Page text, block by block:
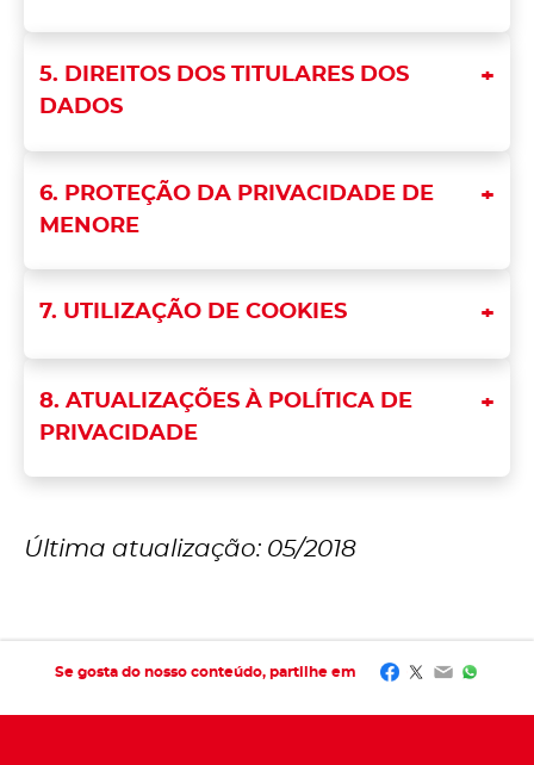
5. DIREITOS DOS TITULARES DOS
DADOS
6. PROTEÇÃO DA PRIVACIDADE DE
MENORE
7. UTILIZAÇÃO DE COOKIES
8. ATUALIZAÇÕES À POLÍTICA DE
PRIVACIDADE
Última atualização: 05/2018
Se gosta do nosso conteúdo, partilhe em Facebook
Twitter
Email